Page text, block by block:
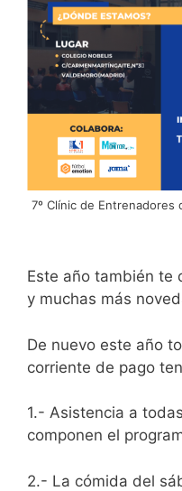
7º Clínic de Entrenadores
Este año también te
y muchas más
De nuevo este año
corriente de pago
1.- Asistencia a
componen el
2.- La cómida del